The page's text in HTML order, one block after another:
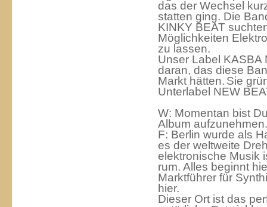
das der Wechsel
statten ging. Die
KINKY BEAT
Möglichkeiten
zu lassen.
Unser Label KASBA
daran, das diese
Markt hätten. Sie
Unterlabel NEW
W: Momentan bist
Album
F: Berlin wurde als
es der weltweite
elektronische Musik
rum. Alles beginnt
Marktführer für
hier.
Dieser Ort ist das